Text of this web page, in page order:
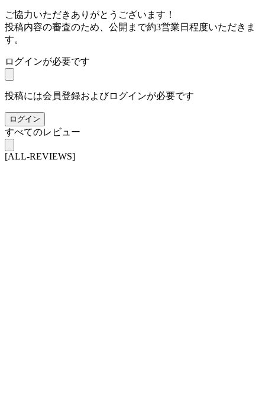
ご協力いただきありがとうございます！
投稿内容の審査のため、公開まで約3営業日程度いただきま
す。
ログインが必要です
投稿には会員登録およびログインが必要です
ログイン
すべてのレビュー
[ALL-REVIEWS]